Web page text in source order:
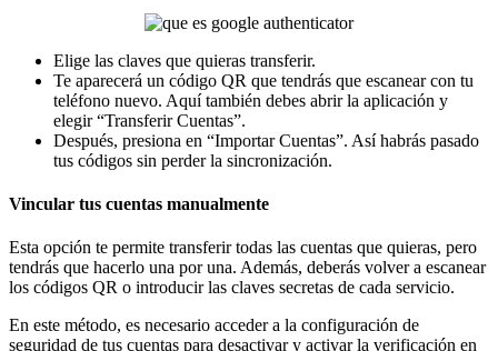
Elige las claves que quieras transferir.
Te aparecerá un código QR que tendrás que escanear con tu
teléfono nuevo. Aquí también debes abrir la aplicación y
elegir “Transferir Cuentas”.
Después, presiona en “Importar Cuentas”. Así habrás pasado
tus códigos sin perder la sincronización.
Vincular tus cuentas manualmente
Esta opción te permite transferir todas las cuentas que quieras, pero
tendrás que hacerlo una por una. Además, deberás volver a escanear
los códigos QR o introducir las claves secretas de cada servicio.
En este método, es necesario acceder a la configuración de
seguridad de tus cuentas para desactivar y activar la verificación en